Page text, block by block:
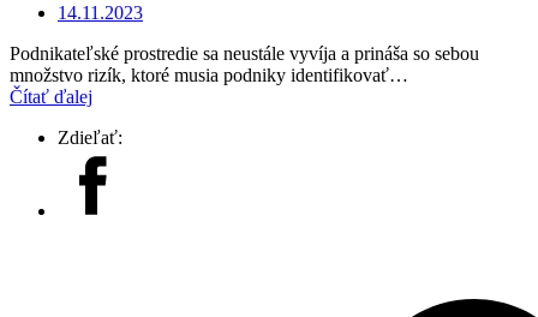
14.11.2023
Podnikateľské prostredie sa neustále vyvíja a prináša so sebou
množstvo rizík, ktoré musia podniky identifikovať…
Čítať ďalej
Zdieľať: